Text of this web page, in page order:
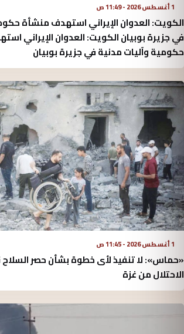
1 أغسطس 2026 - 11:49 ص
الكويت: العدوان الإيراني استهدف منشأة
في جزيرة بوبيان الكويت: العدوان الإيراني
حكومية وآليات مدنية في جزيرة بوبيان
1 أغسطس 2026 - 11:45 ص
«حماس»: لا تنفيذ لأى خطوة بشأن حصر
الاحتلال من غزة